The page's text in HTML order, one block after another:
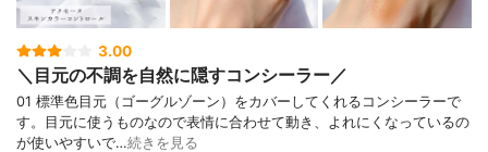
3.00
＼目元の不調を自然に隠すコンシーラー／
01 標準色目元（ゴーグルゾーン）をカバーしてくれるコンシーラーで
す。目元に使うものなので表情に合わせて動き、よれにくなっているの
が使いやすいで…続きを見る